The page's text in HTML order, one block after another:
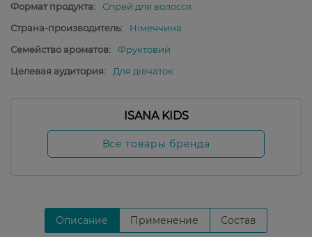
Формат продукта:
Спрей для волосся
Страна-производитель:
Німеччина
Семейство ароматов:
Фруктовий
Целевая аудитория:
Для дівчаток
ISANA KIDS
Все товары бренда
Описание Применение Состав